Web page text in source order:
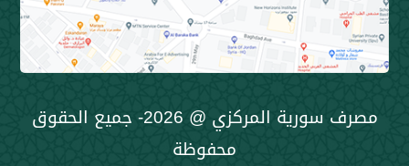
مصرف سورية المركزي @ 2026- جميع الحقوق